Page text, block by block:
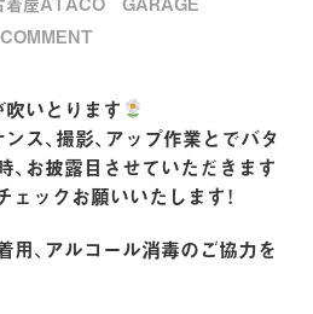
吹いとります
ス、撮影、アップ作業とでバタ
、お披露目させていただきます
ェックお願いいたします！
用、アルコール消毒のご協力を